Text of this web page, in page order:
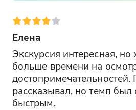
Елена
Экскурсия интересная, но
больше времени на
достопримечательностей.
рассказывал, но темп
быстрым.